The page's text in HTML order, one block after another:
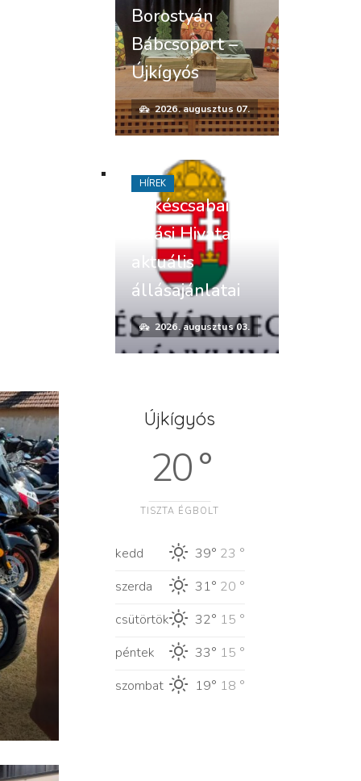
Borostyán
Bábcsoport –
Újkígyós
2026. augusztus 07.
Békéscsabai
Járási Hivatal
aktuális
állásajánlatai
2026. augusztus 03.
HÍREK
Újkígyós
20 °
TISZTA ÉGBOLT
kedd 39° 23 °
szerda
31° 20 °
csütörtök
32° 15 °
péntek
33° 15 °
szombat
19° 18 °